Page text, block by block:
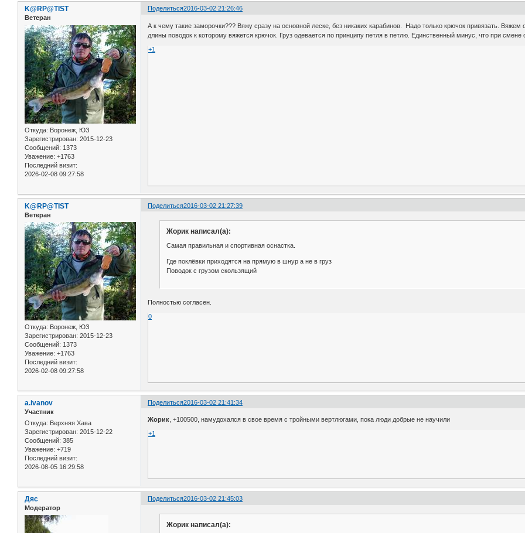
Поделиться2016-03-02 21:26:46
K@RP@TIST
Ветеран
Откуда: Воронеж, ЮЗ
Зарегистрирован: 2015-12-23
Сообщений: 1373
Уважение: +1763
Последний визит:
2026-02-08 09:27:58
А к чему такие заморочки??? Вяжу сразу на основной леске, без никаких карабинов. Надо только крючок привязать.
длины поводок к которому вяжется крючок. Груз одевается по принципу петля в петлю. Единственный минус, что при смене
+1
Поделиться2016-03-02 21:27:39
K@RP@TIST
Ветеран
Откуда: Воронеж, ЮЗ
Зарегистрирован: 2015-12-23
Сообщений: 1373
Уважение: +1763
Последний визит:
2026-02-08 09:27:58
Жорик написал(а):
Самая правильная и спортивная оснастка.
Где поклёвки приходятся на прямую в шнур а не в груз
Поводок с грузом скользящий
Полностью согласен.
0
Поделиться2016-03-02 21:41:34
a.ivanov
Участник
Откуда: Верхняя Хава
Зарегистрирован: 2015-12-22
Сообщений: 385
Уважение: +719
Последний визит:
2026-08-05 16:29:58
Жорик , +100500, намудохался в свое время с тройными вертлюгами, пока люди добрые не научили
+1
Поделиться2016-03-02 21:45:03
Дяс
Модератор
Жорик написал(а):